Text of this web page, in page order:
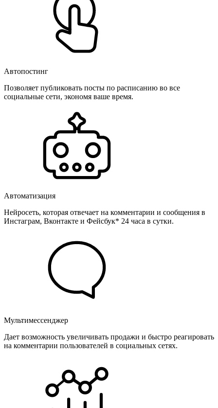
Автопостинг
Позволяет публиковать посты по расписанию во все
социальные сети, экономя ваше время.
Автоматизация
Нейросеть, которая отвечает на комментарии и сообщения в
Инстаграм, Вконтакте и Фейсбук* 24 часа в сутки.
Мультимессенджер
Дает возможность увеличивать продажи и быстро реагировать
на комментарии пользователей в социальных сетях.